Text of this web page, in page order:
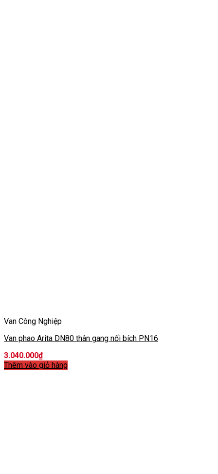
Van Công Nghiệp
Van phao Arita DN80 thân gang nối bích PN16
3.040.000₫
Thêm vào giỏ hàng